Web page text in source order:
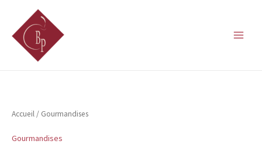
contenu
Accueil / Gourmandises
Gourmandises